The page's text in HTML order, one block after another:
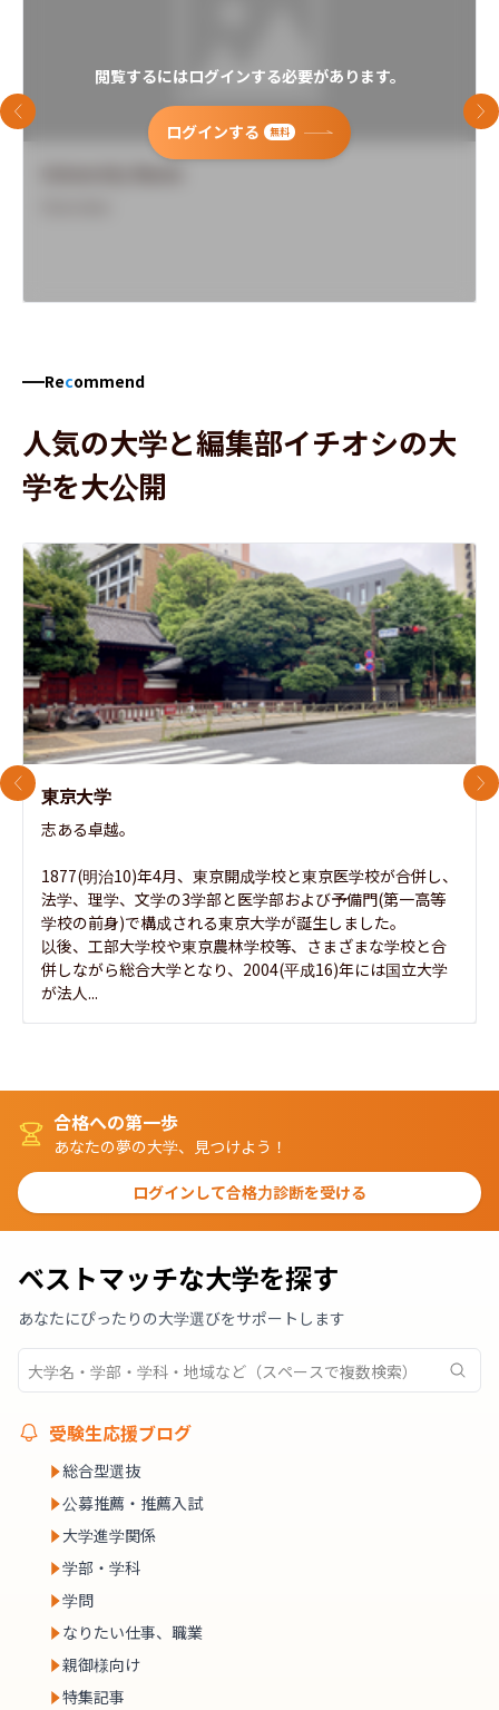
閲覧するにはログインする必要があります。
ログインする 無料
前のスライド 次
Recommend
人気の大学と編集部イチオシの大
学を大公開
東京大学
志ある卓越。
1877(明治10)年4月、東京開成学校と東京医学校が合併し、
法学、理学、文学の3学部と医学部および予備門(第一高等
学校の前身)で構成される東京大学が誕生しました。
以後、工部大学校や東京農林学校等、さまざまな学校と合
併しながら総合大学となり、2004(平成16)年には国立大学
が法人...
前のスライド 次
合格への第一歩
あなたの夢の大学、見つけよう！
ログインして合格力診断を受ける
ベストマッチな大学を探す
あなたにぴったりの大学選びをサポートします
受験生応援ブログ
総合型選抜
公募推薦・推薦入試
大学進学関係
学部・学科
学問
なりたい仕事、職業
親御様向け
特集記事